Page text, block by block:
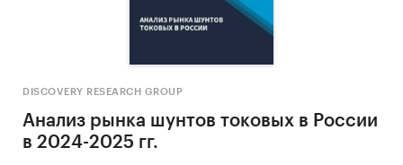
DISCOVERY RESEARCH GROUP
Анализ рынка шунтов токовых в России
в 2024-2025 гг.